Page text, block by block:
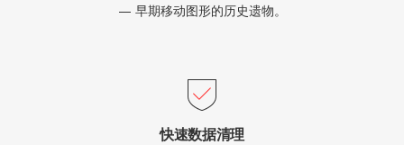
— 早期移动图形的历史遗物。
快速数据清理